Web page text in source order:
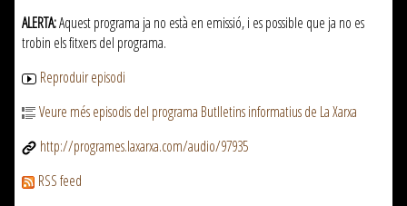
ALERTA:Aquest programa ja no està en emissió, i es possible que ja no es
trobin els fitxers del programa.
Reproduir episodi
Veure més episodis del programa Butlletins informatius de La Xarxa
http://programes.laxarxa.com/audio/97935
RSS feed